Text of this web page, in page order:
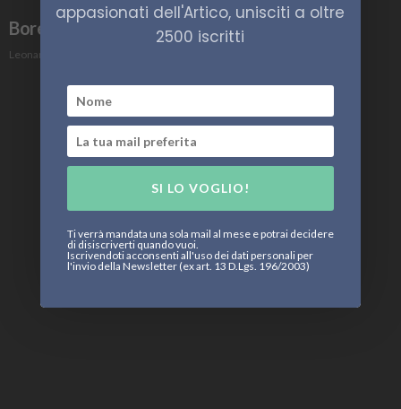
Borealis Risiko Artico n.3 dicembre 2021
Leonardo Parigi
appasionati dell'Artico, unisciti a oltre
2500 iscritti
SI LO VOGLIO!
Ti verrà mandata una sola mail al mese e potrai decidere
di disiscriverti quando vuoi.
Iscrivendoti acconsenti all'uso dei dati personali per
l'invio della Newsletter (ex art. 13 D.Lgs. 196/2003)